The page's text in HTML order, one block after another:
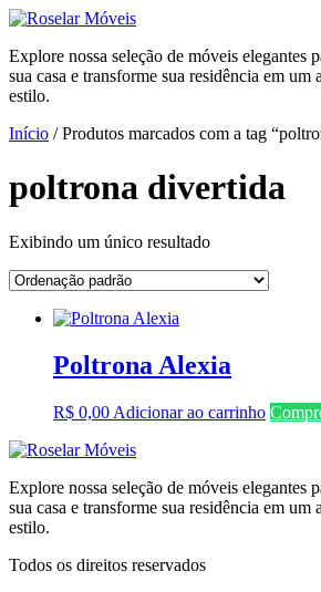
Ir
o
conteúdo
Explore nossa seleção de móveis elegantes
sua casa e transforme sua residência em um
estilo.
Início / Produtos marcados com a tag
poltrona divertida
Exibindo um único resultado
Poltrona Alexia
R$ 0,00 Adicionar ao carrinho
Explore nossa seleção de móveis elegantes
sua casa e transforme sua residência em um
estilo.
Todos os direitos reservados